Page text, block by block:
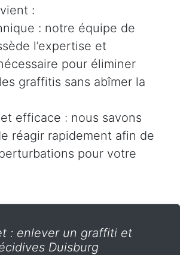
:
: notre équipe de
l’expertise et
pour éliminer
graffitis sans abîmer la
efficace : nous savons
réagir rapidement afin de
pour votre
: enlever un graffiti et
Duisburg